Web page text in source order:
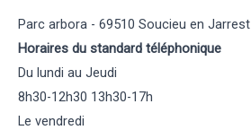
Parc arbora - 69510 Soucieu en Jarrest
Horaires du standard téléphonique
Du lundi au Jeudi
8h30-12h30 13h30-17h
Le vendredi